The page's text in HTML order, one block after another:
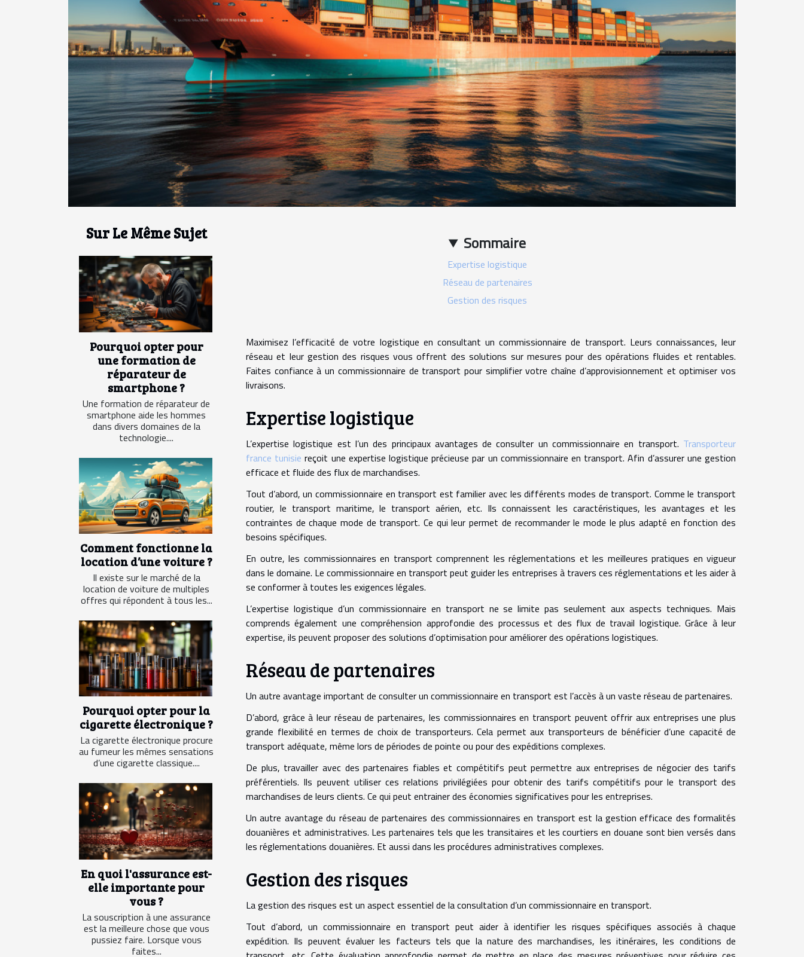
Sur Le Même Sujet
Pourquoi opter pour
une formation de
réparateur de
smartphone ?
Une formation de réparateur de
smartphone aide les hommes
dans divers domaines de la
technologie....
Comment fonctionne la
location d’une voiture ?
Il existe sur le marché de la
location de voiture de multiples
offres qui répondent à tous les...
Pourquoi opter pour la
cigarette électronique ?
La cigarette électronique procure
au fumeur les mêmes sensations
d’une cigarette classique....
En quoi l'assurance est-
elle importante pour
vous ?
La souscription à une assurance
est la meilleure chose que vous
pussiez faire. Lorsque vous
faites...
Sommaire
Expertise logistique
Réseau de partenaires
Gestion des risques
Maximisez l’efficacité de votre logistique en consultant un commissionnaire de transport. Leurs connaissances, leur
réseau et leur gestion des risques vous offrent des solutions sur mesures pour des opérations fluides et rentables.
Faites confiance à un commissionnaire de transport pour simplifier votre chaîne d’approvisionnement et optimiser vos
livraisons.
Expertise logistique
L’expertise logistique est l’un des principaux avantages de consulter un commissionnaire en transport. Transporteur
france tunisie reçoit une expertise logistique précieuse par un commissionnaire en transport. Afin d’assurer une gestion
efficace et fluide des flux de marchandises.
Tout d’abord, un commissionnaire en transport est familier avec les différents modes de transport. Comme le transport
routier, le transport maritime, le transport aérien, etc. Ils connaissent les caractéristiques, les avantages et les
contraintes de chaque mode de transport. Ce qui leur permet de recommander le mode le plus adapté en fonction des
besoins spécifiques.
En outre, les commissionnaires en transport comprennent les réglementations et les meilleures pratiques en vigueur
dans le domaine. Le commissionnaire en transport peut guider les entreprises à travers ces réglementations et les aider à
se conformer à toutes les exigences légales.
L’expertise logistique d’un commissionnaire en transport ne se limite pas seulement aux aspects techniques. Mais
comprends également une compréhension approfondie des processus et des flux de travail logistique. Grâce à leur
expertise, ils peuvent proposer des solutions d’optimisation pour améliorer des opérations logistiques.
Réseau de partenaires
Un autre avantage important de consulter un commissionnaire en transport est l’accès à un vaste réseau de partenaires.
D’abord, grâce à leur réseau de partenaires, les commissionnaires en transport peuvent offrir aux entreprises une plus
grande flexibilité en termes de choix de transporteurs. Cela permet aux transporteurs de bénéficier d’une capacité de
transport adéquate, même lors de périodes de pointe ou pour des expéditions complexes.
De plus, travailler avec des partenaires fiables et compétitifs peut permettre aux entreprises de négocier des tarifs
préférentiels. Ils peuvent utiliser ces relations privilégiées pour obtenir des tarifs compétitifs pour le transport des
marchandises de leurs clients. Ce qui peut entrainer des économies significatives pour les entreprises.
Un autre avantage du réseau de partenaires des commissionnaires en transport est la gestion efficace des formalités
douanières et administratives. Les partenaires tels que les transitaires et les courtiers en douane sont bien versés dans
les réglementations douanières. Et aussi dans les procédures administratives complexes.
Gestion des risques
La gestion des risques est un aspect essentiel de la consultation d’un commissionnaire en transport.
Tout d’abord, un commissionnaire en transport peut aider à identifier les risques spécifiques associés à chaque
expédition. Ils peuvent évaluer les facteurs tels que la nature des marchandises, les itinéraires, les conditions de